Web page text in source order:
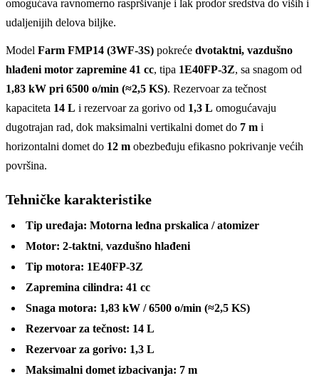
omogućava ravnomerno raspršivanje i lak prodor sredstva do viših i
udaljenijih delova biljke.
Model Farm FMP14 (3WF-3S) pokreće dvotaktni, vazdušno
hlađeni motor zapremine 41 cc, tipa 1E40FP-3Z, sa snagom od
1,83 kW pri 6500 o/min (≈2,5 KS). Rezervoar za tečnost
kapaciteta 14 L i rezervoar za gorivo od 1,3 L omogućavaju
dugotrajan rad, dok maksimalni vertikalni domet do 7 m i
horizontalni domet do 12 m obezbeđuju efikasno pokrivanje većih
površina.
Tehničke karakteristike
Tip uređaja: Motorna leđna prskalica / atomizer
Motor: 2-taktni, vazdušno hlađeni
Tip motora: 1E40FP-3Z
Zapremina cilindra: 41 cc
Snaga motora: 1,83 kW / 6500 o/min (≈2,5 KS)
Rezervoar za tečnost: 14 L
Rezervoar za gorivo: 1,3 L
Maksimalni domet izbacivanja: 7 m